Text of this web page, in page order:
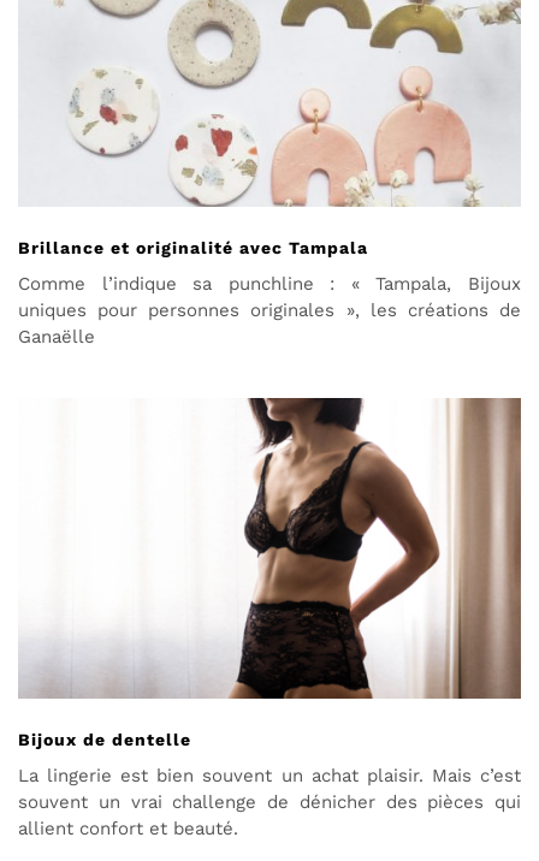
Brillance et originalité avec Tampala
Comme l’indique sa punchline : « Tampala, Bijoux
uniques pour personnes originales », les créations de
Ganaëlle
Bijoux de dentelle
La lingerie est bien souvent un achat plaisir. Mais c’est
souvent un vrai challenge de dénicher des pièces qui
allient confort et beauté.